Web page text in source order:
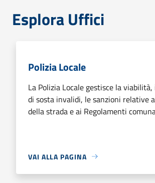
Esplora Uffici
Polizia Locale
La Polizia Locale gestisce la
di sosta invalidi, le sanzioni relative
della strada e ai Regolamenti
VAI ALLA PAGINA